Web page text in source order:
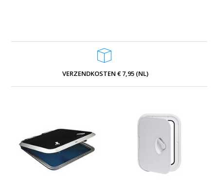
VERZENDKOSTEN € 7,95 (NL)